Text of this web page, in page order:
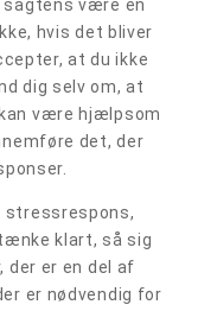
sagtens være en
hvis det bliver
at du ikke
dig selv om, at
være hjælpsom
det, der
stressrespons,
klart, så sig
der er en del af
er nødvendig for